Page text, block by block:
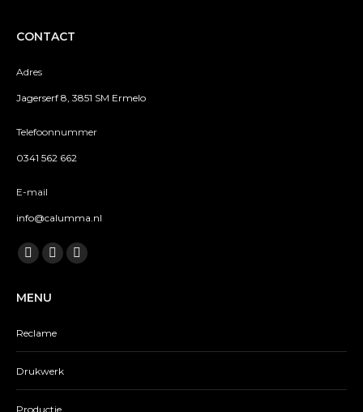
CONTACT
Adres
Jagerserf 8, 3851 SM Ermelo
Telefoonnummer
0341 562 662
E-mail
info@calumma.nl
Vind ons op:
Facebook
opens
window
Twitter
window
Instagram
MENU
Reclame
Drukwerk
Productie